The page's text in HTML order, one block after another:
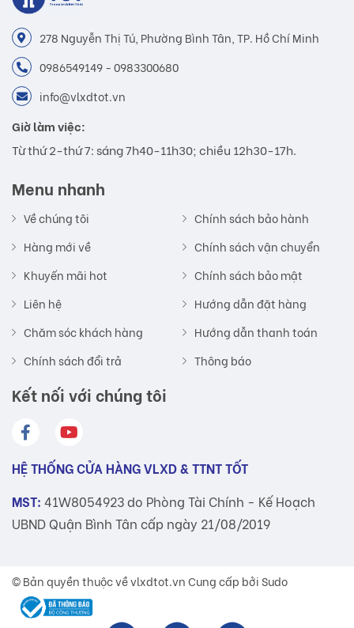
278 Nguyễn Thị Tú, Phường Bình Tân, TP. Hồ Chí Minh
0986549149 - 0983300680
info@vlxdtot.vn
Giờ làm việc:
Từ thứ 2-thứ 7: sáng 7h40-11h30; chiều 12h30-17h.
Menu nhanh
Về chúng tôi
Hàng mới về
Khuyến mãi hot
Liên hệ
Chăm sóc khách hàng
Chính sách đổi trả
Chính sách bảo hành
Chính sách vận chuyển
Chính sách bảo mật
Hướng dẫn đặt hàng
Hướng dẫn thanh toán
Thông báo
Kết nối với chúng tôi
HỆ THỐNG CỬA HÀNG VLXD & TTNT TỐT
MST: 41W8054923 do Phòng Tài Chính - Kế Hoạch
UBND Quận Bình Tân cấp ngày 21/08/2019
© Bản quyền thuộc vềvlxdtot.vnCung cấp bởi Sudo